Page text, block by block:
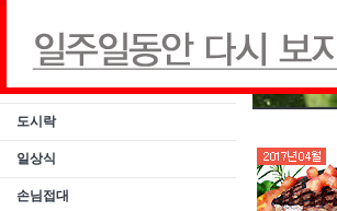
나라별요리
계절요리
도시락
일상식
손님접대